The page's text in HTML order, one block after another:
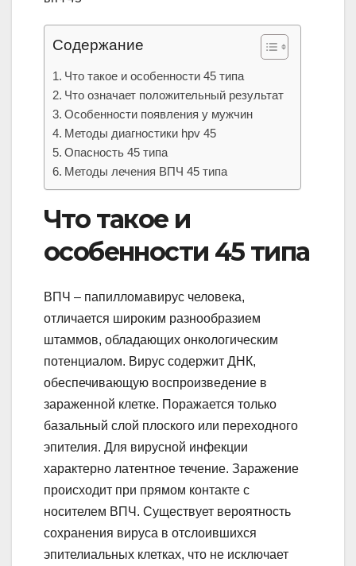
Содержание
Что такое и особенности 45 типа
Что означает положительный результат
Особенности появления у мужчин
Методы диагностики hpv 45
Опасность 45 типа
Методы лечения ВПЧ 45 типа
Что такое и
особенности 45 типа
ВПЧ – папилломавирус человека,
отличается широким разнообразием
штаммов, обладающих онкологическим
потенциалом. Вирус содержит ДНК,
обеспечивающую воспроизведение в
зараженной клетке. Поражается только
базальный слой плоского или переходного
эпителия. Для вирусной инфекции
характерно латентное течение. Заражение
происходит при прямом контакте с
носителем ВПЧ. Существует вероятность
сохранения вируса в отслоившихся
эпителиальных клетках, что не исключает